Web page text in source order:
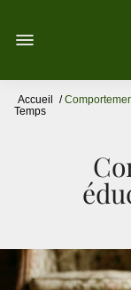
Accueil /
Temps